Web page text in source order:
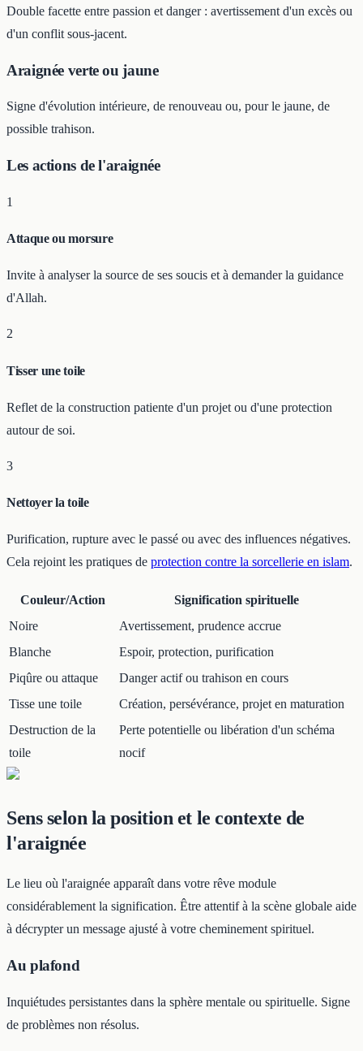
Double facette entre passion et danger : avertissement d'un excès ou
d'un conflit sous-jacent.
Araignée verte ou jaune
Signe d'évolution intérieure, de renouveau ou, pour le jaune, de
possible trahison.
Les actions de l'araignée
1
Attaque ou morsure
Invite à analyser la source de ses soucis et à demander la guidance
d'Allah.
2
Tisser une toile
Reflet de la construction patiente d'un projet ou d'une protection
autour de soi.
3
Nettoyer la toile
Purification, rupture avec le passé ou avec des influences négatives.
Cela rejoint les pratiques de protection contre la sorcellerie en islam.
Couleur/Action
Signification spirituelle
Noire
Avertissement, prudence accrue
Blanche
Espoir, protection, purification
Piqûre ou attaque
Danger actif ou trahison en cours
Tisse une toile
Création, persévérance, projet en maturation
Destruction de la
toile
Perte potentielle ou libération d'un schéma
nocif
Sens selon la position et le contexte de
l'araignée
Le lieu où l'araignée apparaît dans votre rêve module
considérablement la signification. Être attentif à la scène globale aide
à décrypter un message ajusté à votre cheminement spirituel.
Au plafond
Inquiétudes persistantes dans la sphère mentale ou spirituelle. Signe
de problèmes non résolus.